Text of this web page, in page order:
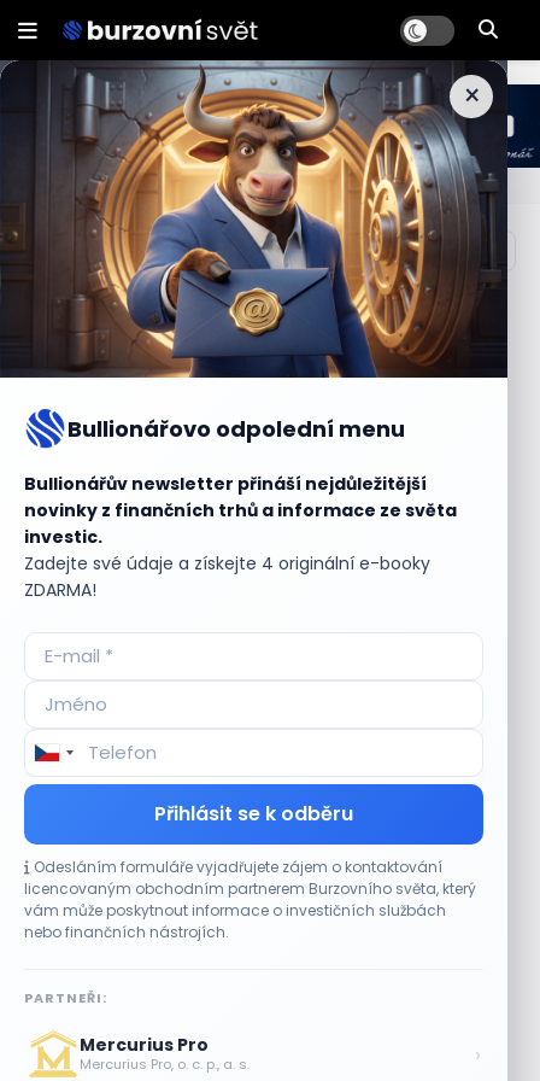
×
Bullionářovo odpolední menu
Bullionářův newsletter přináší nejdůležitější
novinky z finančních trhů a informace ze světa
investic.
Zadejte své údaje a získejte 4 originální e-booky
ZDARMA!
Přihlásit se k odběru
Odesláním formuláře vyjadřujete zájem o kontaktování
licencovaným obchodním partnerem Burzovního světa, který
vám může poskytnout informace o investičních službách
nebo finančních nástrojích.
PARTNEŘI:
Mercurius Pro
Mercurius Pro, o. c. p., a. s. ›
Škola bullionáře.
Investičnístrategie a tipy
Proč bych měl uvažovat o
investování?
Začněte od základů: Co je to
růst vašeho portfolia
Ta úplně nejjednodušší